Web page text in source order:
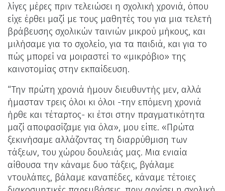
λίγες μέρες πριν τελειώσει η σχολική χρονιά, όπου
είχε έρθει μαζί με τους μαθητές του για μια τελετή
βράβευσης σχολικών ταινιών μικρού μήκους, και
μιλήσαμε για το σχολείο, για τα παιδιά, και για το
πώς μπορεί να μοιραστεί το «μικρόβιο» της
καινοτομίας στην εκπαίδευση.
“Την πρώτη χρονιά ήμουν διευθυντής μεν, αλλά
ήμασταν τρεις όλοι κι όλοι -την επόμενη χρονιά
ήρθε και τέταρτος- κι έτσι στην πραγματικότητα
μαζί αποφασίζαμε για όλα», μου είπε. «Πρώτα
ξεκινήσαμε αλλάζοντας τη διαρρύθμιση των
τάξεων, του χώρου δουλειάς μας. Μια ενιαία
αίθουσα την κάναμε δυο τάξεις, βγάλαμε
ντουλάπες, βάλαμε καναπέδες, κάναμε τέτοιες